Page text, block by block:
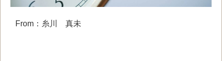
From：糸川 真未